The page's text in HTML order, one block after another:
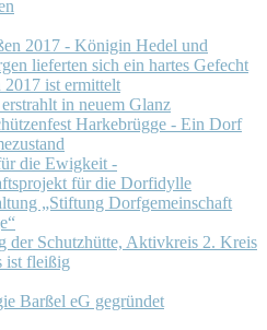
2017 - Königin Hedel und
lieferten sich ein hartes Gefecht
ist ermittelt
in neuem Glanz
Harkebrügge - Ein Dorf
die Ewigkeit -
für die Dorfidylle
„Stiftung Dorfgemeinschaft
der Schutzhütte, Aktivkreis 2. Kreis
ist fleißig
Barßel eG gegründet